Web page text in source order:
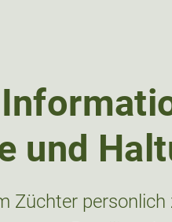
und
Züchter personlich